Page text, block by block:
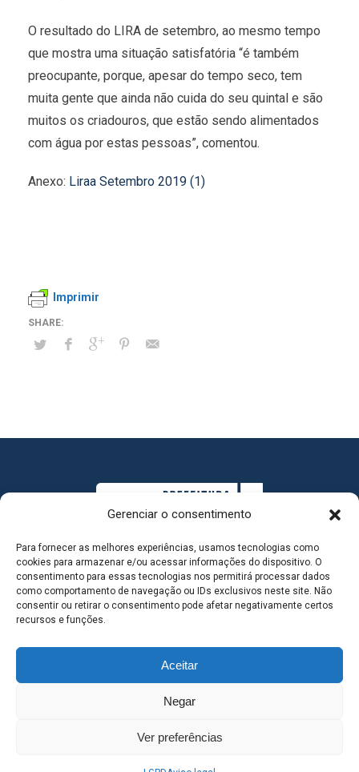
Gerenciar o consentimento
Para fornecer as melhores experiências, usamos tecnologias como
cookies para armazenar e/ou acessar informações do dispositivo. O
consentimento para essas tecnologias nos permitirá processar dados
como comportamento de navegação ou IDs exclusivos neste site. Não
consentir ou retirar o consentimento pode afetar negativamente certos
recursos e funções.
Aceitar
Negar
Ver preferências
O resultado do LIRA de setembro, ao mesmo tempo
que mostra uma situação satisfatória “é também
preocupante, porque, apesar do tempo seco, tem
muita gente que ainda não cuida do seu quintal e são
muitos os criadouros, que estão sendo alimentados
com água por estas pessoas”, comentou.
Anexo: Liraa Setembro 2019 (1)
Imprimir
MAPA DO SITE
SEDE DO ADMINISTRATIVO MUNICIPAL - Avenida